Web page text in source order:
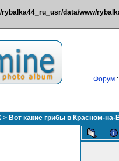
rybalka44_ru_usr/data/www/
Форум
> Вот какие грибы в Красном-на-